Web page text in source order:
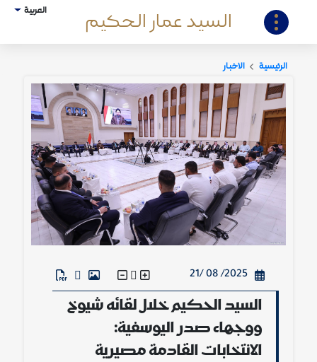
العربية السيد عمار الحكيم
الرئيسية الاخبار
2025/ 08 /21
السيد الحكيم خلال لقائه شيوخ
ووجهاء صدر اليوسفية:
الانتخابات القادمة مصيرية